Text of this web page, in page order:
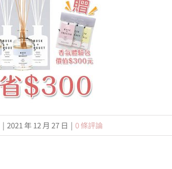
| 2021 年 12 月 27 日 | 0 條評論